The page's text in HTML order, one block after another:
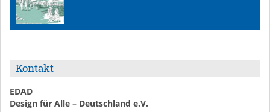
Kontakt
EDAD
Design für Alle – Deutschland e.V.